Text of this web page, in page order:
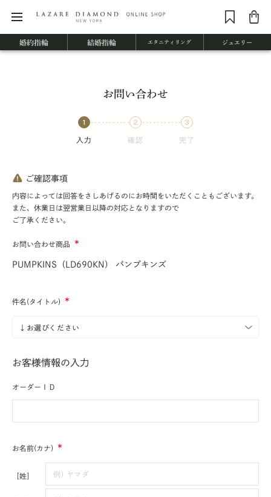
婚約指輪 結婚指輪 エタニティリング ジュエリー
お問い合わせ
入力 確認 完了
ご確認事項
内容によっては回答をさしあげるのにお時間をいただくこともございます。
また、休業日は翌営業日以降の対応となりますので
ご了承ください。
お問い合わせ商品
PUMPKINS（LD690KN） パンプキンズ
件名(タイトル)
お客様情報の入力
オーダーＩＤ
お名前(カナ)
［姓］